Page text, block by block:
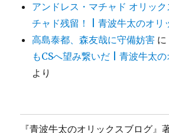
アンドレス・マチャド オリック
チャド残留！ | 青波牛太のオリ
高島泰都、森友哉に守備妨害 に
もCSへ望み繋いだ | 青波牛太
より
『青波牛太のオリックスブログ』